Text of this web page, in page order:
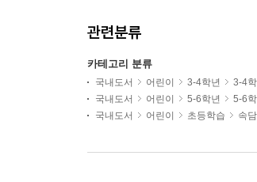
관련분류
카테고리 분류
국내도서 어린이 3-4학년 3-4
국내도서
어린이 5-6학년 5-6
국내도서
어린이 초등학습 속